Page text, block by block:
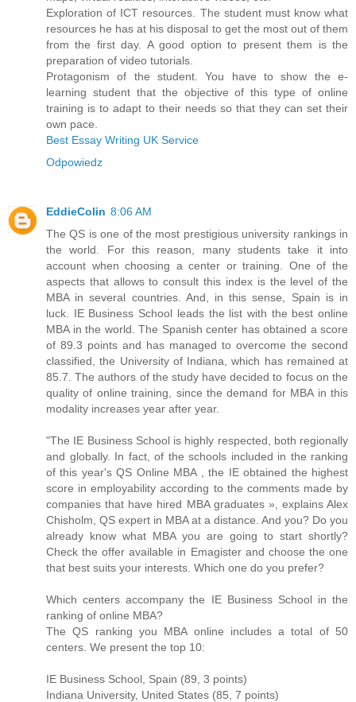
Exploration of ICT resources. The student must know what
resources he has at his disposal to get the most out of them
from the first day. A good option to present them is the
preparation of video tutorials.
Protagonism of the student. You have to show the e-
learning student that the objective of this type of online
training is to adapt to their needs so that they can set their
own pace.
Best Essay Writing UK Service
Odpowiedz
EddieColin 8:06 AM
The QS is one of the most prestigious university rankings in
the world. For this reason, many students take it into
account when choosing a center or training. One of the
aspects that allows to consult this index is the level of the
MBA in several countries. And, in this sense, Spain is in
luck. IE Business School leads the list with the best online
MBA in the world. The Spanish center has obtained a score
of 89.3 points and has managed to overcome the second
classified, the University of Indiana, which has remained at
85.7. The authors of the study have decided to focus on the
quality of online training, since the demand for MBA in this
modality increases year after year.
"The IE Business School is highly respected, both regionally
and globally. In fact, of the schools included in the ranking
of this year's QS Online MBA , the IE obtained the highest
score in employability according to the comments made by
companies that have hired MBA graduates », explains Alex
Chisholm, QS expert in MBA at a distance. And you? Do you
already know what MBA you are going to start shortly?
Check the offer available in Emagister and choose the one
that best suits your interests. Which one do you prefer?
Which centers accompany the IE Business School in the
ranking of online MBA?
The QS ranking you MBA online includes a total of 50
centers. We present the top 10:
IE Business School, Spain (89, 3 points)
Indiana University, United States (85, 7 points)